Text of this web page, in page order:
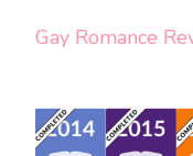
Gay Romance